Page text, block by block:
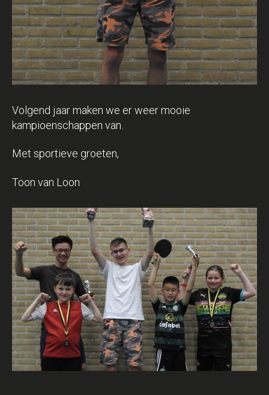
Volgend jaar maken we er weer mooie
kampioenschappen van.
Met sportieve groeten,
Toon van Loon